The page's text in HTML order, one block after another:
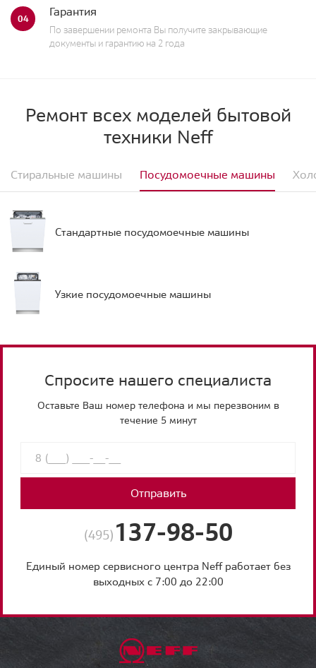
04 Гарантия
По завершении ремонта Вы получите закрывающие
документы и гарантию на 2 года
Ремонт всех моделей бытовой
техники Neff
Стиральные машины Посудомоечные машины
Стандартные посудомоечные машины
Узкие посудомоечные машины
Спросите нашего специалиста
Оставьте Ваш номер телефона и мы перезвоним в
течение 5 минут
Отправить
(495) 137-98-50
Единый номер сервисного центра Neff работает без
выходных с 7:00 до 22:00